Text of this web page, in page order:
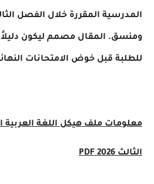
المدرسية المقررة خلال الفصل
ومنسق. المقال مصمم ليكون
للطلبة قبل خوض الامتحانات
معلومات ملف هيكل اللغة
الثالث 2026 PDF